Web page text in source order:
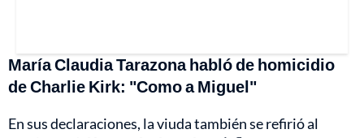
María Claudia Tarazona habló de homicidio
de Charlie Kirk: "Como a Miguel"
En sus declaraciones, la viuda también se refirió al